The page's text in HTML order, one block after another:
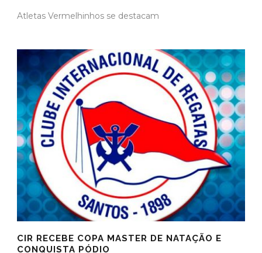
Atletas Vermelhinhos se destacam
CIR RECEBE COPA MASTER DE NATAÇÃO E
CONQUISTA PÓDIO